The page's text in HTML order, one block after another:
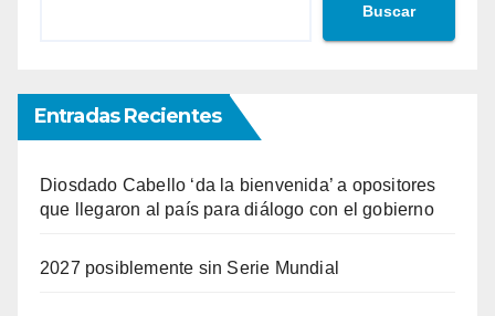
Buscar
Entradas Recientes
Diosdado Cabello ‘da la bienvenida’ a opositores
que llegaron al país para diálogo con el gobierno
2027 posiblemente sin Serie Mundial